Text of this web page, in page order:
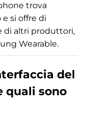
trova
si offre di
di altri produttori,
Wearable.
del
quali sono